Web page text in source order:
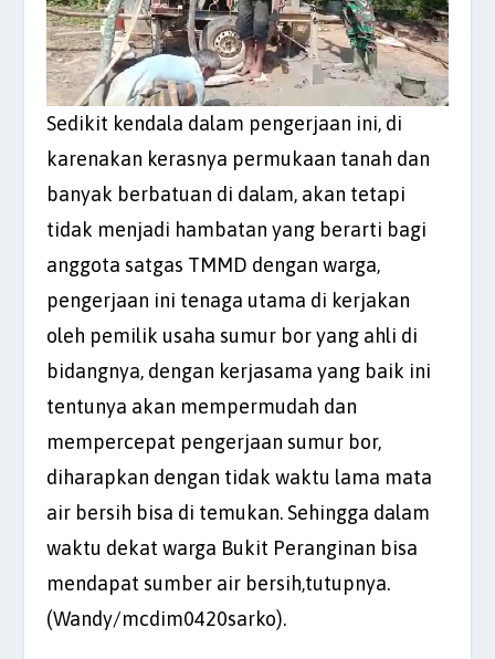
Sedikit kendala dalam pengerjaan ini, di
karenakan kerasnya permukaan tanah dan
banyak berbatuan di dalam, akan tetapi
tidak menjadi hambatan yang berarti bagi
anggota satgas TMMD dengan warga,
pengerjaan ini tenaga utama di kerjakan
oleh pemilik usaha sumur bor yang ahli di
bidangnya, dengan kerjasama yang baik ini
tentunya akan mempermudah dan
mempercepat pengerjaan sumur bor,
diharapkan dengan tidak waktu lama mata
air bersih bisa di temukan. Sehingga dalam
waktu dekat warga Bukit Peranginan bisa
mendapat sumber air bersih,tutupnya.
(Wandy/mcdim0420sarko).